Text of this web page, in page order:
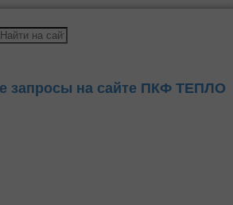
запросы на сайте ПКФ ТЕПЛО